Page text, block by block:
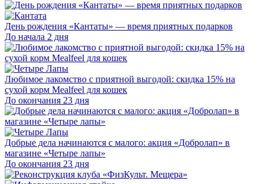
День рождения «Кантаты» — время приятных подарков
До начала 2 дня
Любимое лакомство с приятной выгодой: скидка 15% на
сухой корм Mealfeel для кошек
До окончания 23 дня
Добрые дела начинаются с малого: акция «Добролап» в
магазине «Четыре лапы»
До окончания 23 дня